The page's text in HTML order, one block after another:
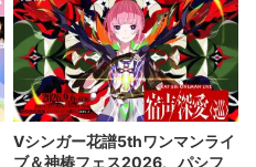
Vシンガー花譜5thワンマンライ
ブ＆神椿フェス2026、パシフ